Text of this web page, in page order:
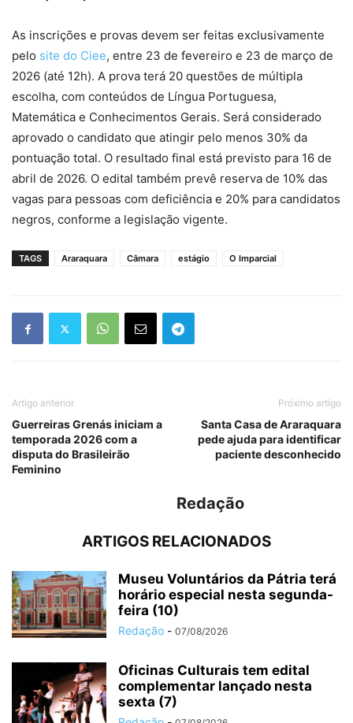
As inscrições e provas devem ser feitas exclusivamente
pelo site do Ciee, entre 23 de fevereiro e 23 de março de
2026 (até 12h). A prova terá 20 questões de múltipla
escolha, com conteúdos de Língua Portuguesa,
Matemática e Conhecimentos Gerais. Será considerado
aprovado o candidato que atingir pelo menos 30% da
pontuação total. O resultado final está previsto para 16 de
abril de 2026. O edital também prevê reserva de 10% das
vagas para pessoas com deficiência e 20% para candidatos
negros, conforme a legislação vigente.
TAGS Araraquara Câmara estágio O Imparcial
Artigo anterior
Guerreiras Grenás iniciam a
temporada 2026 com a
disputa do Brasileirão
Feminino
Próximo artigo
Santa Casa de Araraquara
pede ajuda para identificar
paciente desconhecido
Redação
ARTIGOS RELACIONADOS
Museu Voluntários da Pátria terá
horário especial nesta segunda-
feira (10)
Redação - 07/08/2026
Oficinas Culturais tem edital
complementar lançado nesta
sexta (7)